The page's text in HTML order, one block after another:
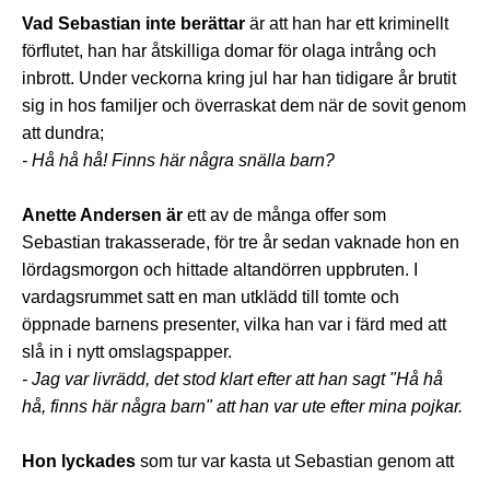
Vad Sebastian inte berättar är att han har ett kriminellt
förflutet, han har åtskilliga domar för olaga intrång och
inbrott. Under veckorna kring jul har han tidigare år brutit
sig in hos familjer och överraskat dem när de sovit genom
att dundra;
- Hå hå hå! Finns här några snälla barn?
Anette Andersen är ett av de många offer som
Sebastian trakasserade, för tre år sedan vaknade hon en
lördagsmorgon och hittade altandörren uppbruten. I
vardagsrummet satt en man utklädd till tomte och
öppnade barnens presenter, vilka han var i färd med att
slå in i nytt omslagspapper.
- Jag var livrädd, det stod klart efter att han sagt "Hå hå
hå, finns här några barn" att han var ute efter mina pojkar.
Hon lyckades som tur var kasta ut Sebastian genom att